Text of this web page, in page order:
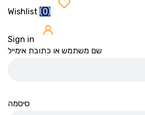
(0)
שם משתמש או כתובת אימייל
סיסמה